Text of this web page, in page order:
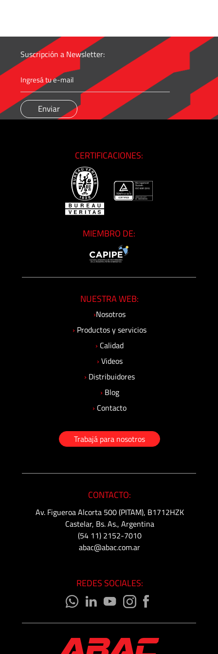
Suscripción a Newsletter:
CERTIFICACIONES:
MIEMBRO DE:
NUESTRA WEB:
›Nosotros
› Productos y servicios
› Calidad
› Videos
› Distribuidores
› Blog
› Contacto
Trabajá para nosotros
CONTACTO:
Av. Figueroa Alcorta 500 (PITAM), B1712HZK
Castelar, Bs. As., Argentina
(54 11) 2152-7010
abac@abac.com.ar
REDES SOCIALES: